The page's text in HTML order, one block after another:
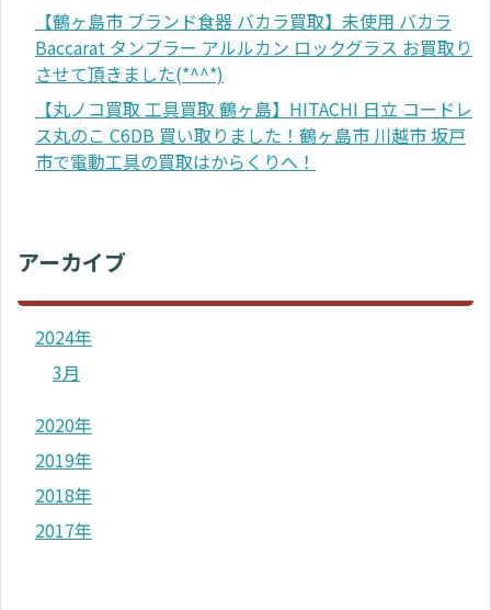
【鶴ヶ島市 ブランド食器 バカラ買取】未使用 バカラ
Baccarat タンブラー アルルカン ロックグラス お買取り
させて頂きました(*^^*)
【丸ノコ買取 工具買取 鶴ヶ島】HITACHI 日立 コードレ
ス丸のこ C6DB 買い取りました！鶴ヶ島市 川越市 坂戸
市で電動工具の買取はからくりへ！
アーカイブ
2024年
3月
2020年
2019年
2018年
2017年